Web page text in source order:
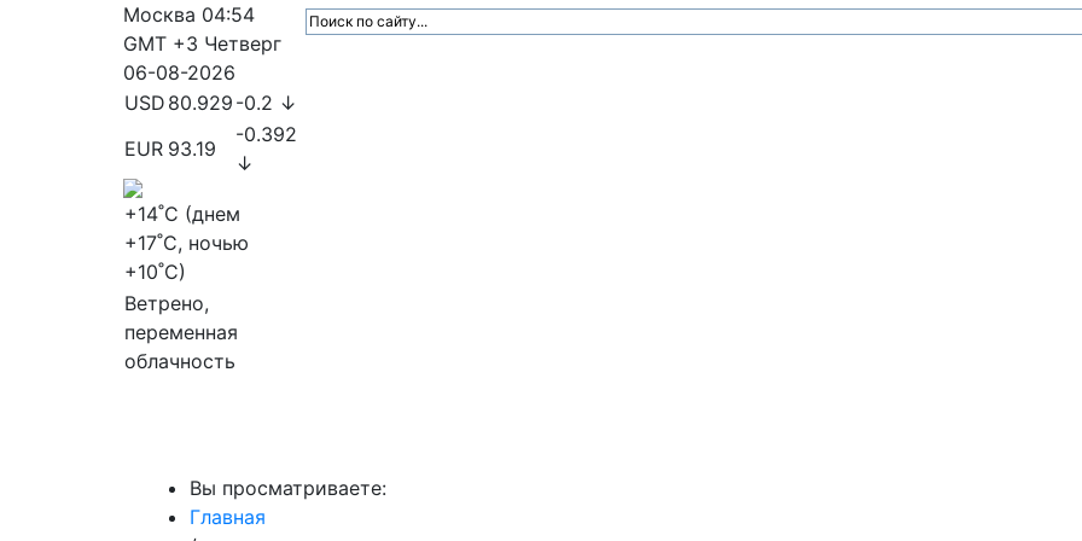
Москва 04:54
GMT +3 Четверг
06-08-2026
USD 80.929 -0.2 ↓
EUR 93.19
-0.392
↓
+14˚C (днем
+17˚C, ночью
+10˚C)
Ветрено,
переменная
облачность
Вы просматриваете:
Главная